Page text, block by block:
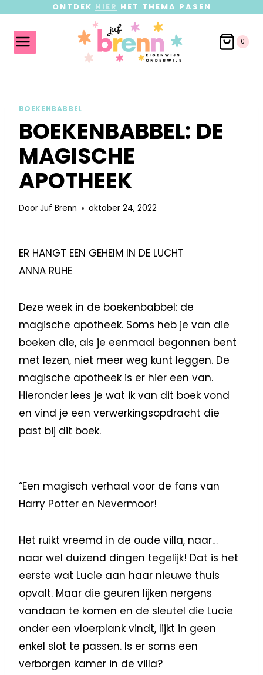
ONTDEK HIER HET THEMA PASEN
0
BOEKENBABBEL
BOEKENBABBEL: DE
MAGISCHE
APOTHEEK
DoorJuf Brenn oktober 24, 2022
ER HANGT EEN GEHEIM IN DE LUCHT
ANNA RUHE
Deze week in de boekenbabbel: de
magische apotheek. Soms heb je van die
boeken die, als je eenmaal begonnen bent
met lezen, niet meer weg kunt leggen. De
magische apotheek is er hier een van.
Hieronder lees je wat ik van dit boek vond
en vind je een verwerkingsopdracht die
past bij dit boek.
“Een magisch verhaal voor de fans van
Harry Potter en Nevermoor!
Het ruikt vreemd in de oude villa, naar…
naar wel duizend dingen tegelijk! Dat is het
eerste wat Lucie aan haar nieuwe thuis
opvalt. Maar die geuren lijken nergens
vandaan te komen en de sleutel die Lucie
onder een vloerplank vindt, lijkt in geen
enkel slot te passen. Is er soms een
verborgen kamer in de villa?